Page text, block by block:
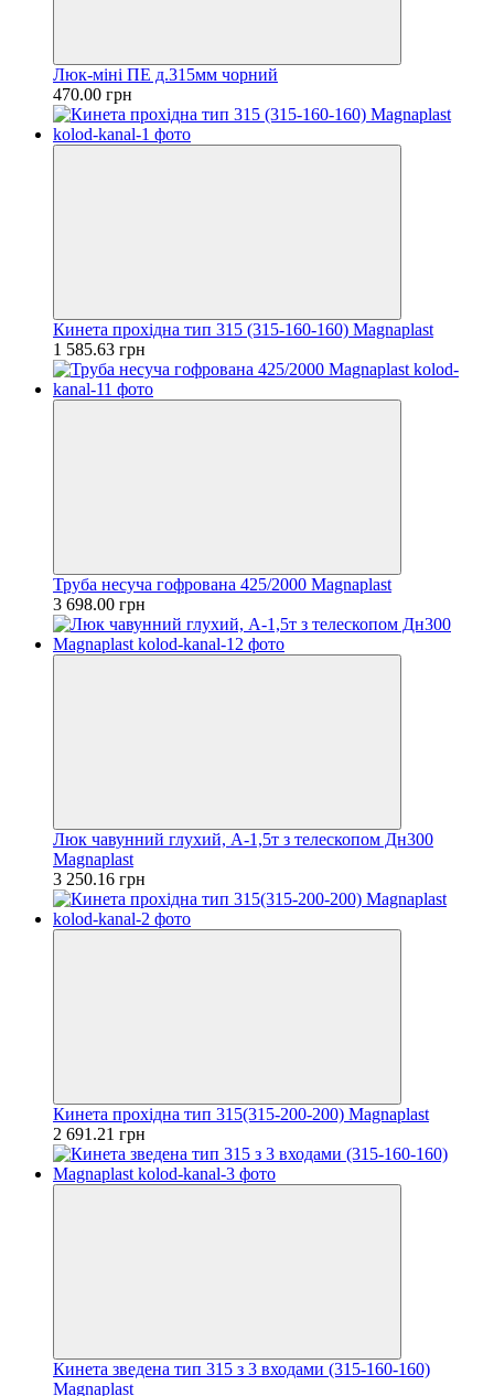
Люк-міні ПЕ д.315мм чорний
470.00 грн
Кинета прохідна тип 315 (315-160-160) Magnaplast
1 585.63 грн
Труба несуча гофрована 425/2000 Magnaplast
3 698.00 грн
Люк чавунний глухий, А-1,5т з телескопом Дн300
Magnaplast
3 250.16 грн
Кинета прохідна тип 315(315-200-200) Magnaplast
2 691.21 грн
Кинета зведена тип 315 з 3 входами (315-160-160)
Magnaplast